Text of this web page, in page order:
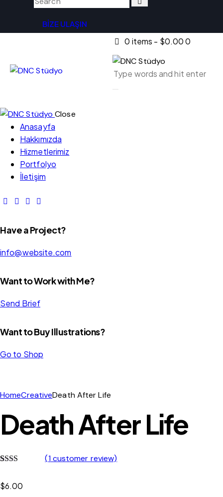
BİZE ULAŞIN
0 items - $0.000
Close
Anasayfa
Hakkımızda
Hizmetlerimiz
Portfolyo
İletişim
Have a Project?
info@website.com
Want to Work with Me?
Send Brief
Want to Buy Illustrations?
Go to Shop
HomeCreativeDeath After Life
Death After Life
2.00
(1customer review)
$6.00